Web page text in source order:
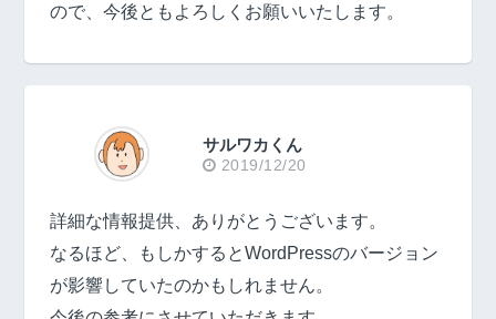
ので、今後ともよろしくお願いいたします。
サルワカくん
2019/12/20
詳細な情報提供、ありがとうございます。
なるほど、もしかするとWordPressのバージョン
が影響していたのかもしれません。